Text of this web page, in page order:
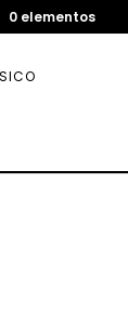
0 elementos